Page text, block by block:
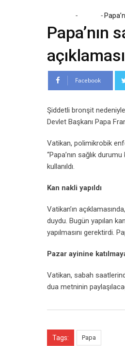
- -
Papa’nın
Facebook
Şiddetli bronşit
Devlet Başkanı Papa
Vatikan, polimikrobik
“Papa’nın sağlık
kullanıldı.
Kan nakli yapıldı
Vatikan’ın
duydu. Bugün yapılan
yapılmasını gerektirdi.
Pazar ayinine
Vatikan, sabah
dua metninin
Tags: Papa